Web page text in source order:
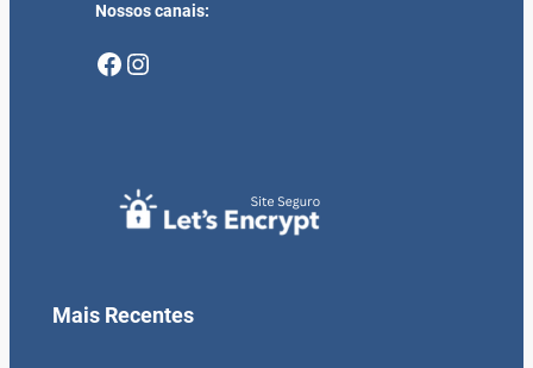
Nossos canais:
Facebook Instagram
Mais Recentes